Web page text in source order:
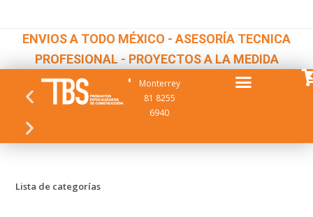
ENVIOS A TODO MÉXICO - ASESORÍA TECNICA
PROFESIONAL - PROYECTOS A LA MEDIDA
Monterrey
81 8255
6940
Lista de categorías